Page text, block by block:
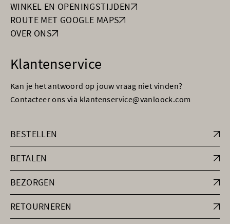
WINKEL EN OPENINGSTIJDEN
ROUTE MET GOOGLE MAPS
OVER ONS
Klantenservice
Kan je het antwoord op jouw vraag niet vinden?
Contacteer ons via klantenservice@vanloock.com
BESTELLEN
BETALEN
BEZORGEN
RETOURNEREN